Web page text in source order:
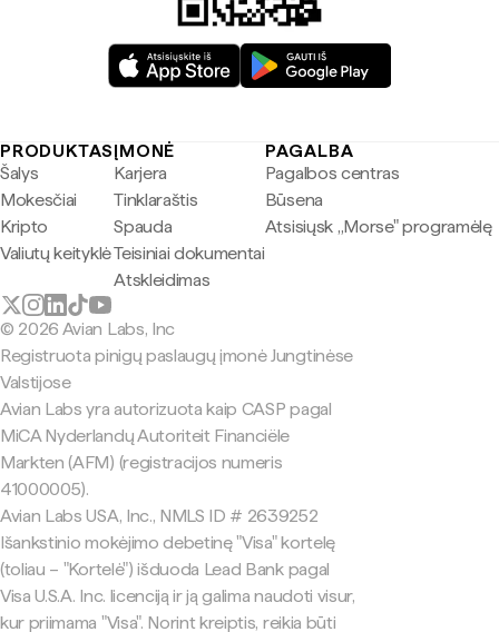
PRODUKTAS
Šalys
Mokesčiai
Kripto
Valiutų keityklė
ĮMONĖ
Karjera
Tinklaraštis
Spauda
Teisiniai dokumentai
Atskleidimas
PAGALBA
Pagalbos centras
Būsena
Atsisiųsk „Morse" programėlę
© 2026 Avian Labs, Inc
Registruota pinigų paslaugų įmonė Jungtinėse
Valstijose
Avian Labs yra autorizuota kaip CASP pagal
MiCA Nyderlandų Autoriteit Financiële
Markten (AFM) (registracijos numeris
41000005).
Avian Labs USA, Inc., NMLS ID # 2639252
Išankstinio mokėjimo debetinę "Visa" kortelę
(toliau – "Kortelė") išduoda Lead Bank pagal
Visa U.S.A. Inc. licenciją ir ją galima naudoti visur,
kur priimama "Visa". Norint kreiptis, reikia būti